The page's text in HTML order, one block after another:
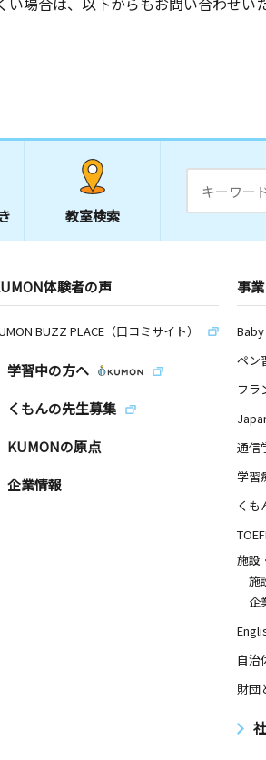
教室検索
体験者の声
BUZZ PLACE（口コミサイト）
学習中の方へ
くもんの先生募集
KUMONの原点
企業情報
事
ペン
フラ
通信
学習
くも
施設
施
企
自治
財団